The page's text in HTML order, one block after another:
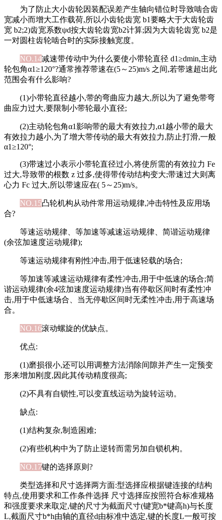
为了防止大小齿轮因装配误差产生轴向错位时导致啮合齿
宽减小而增大工作载荷,所以小齿轮齿宽 b1要略大于大齿轮齿
宽 b2;2)齿宽系数ψd按大齿轮齿宽b2计算;因为大齿轮齿宽 b2是
一对圆柱齿轮啮合时的实际接触宽度。
NO.14减速带传动中为什么要使小带轮直径 d1≥dmin,主动
轮包角α1≥120°?通常推荐带速在(5～25)m/s 之间,若带速超出此
范围会有什么影响?
(1)小带轮直径越小,带的弯曲应力越大,所以为了避免带弯
曲应力过大,要限制小带轮最小直径;
(2)主动轮包角α1影响带的最大有效拉力,α1越小带的最大
有效拉力越小,为了增大带传动的最大有效拉力,防止打滑,一般
α1≥120°;
(3)带速过小表示小带轮直径过小,将使所需的有效拉力 Fe
过大,导致带的根数 z 过多,使得带传动结构变大;带速过大则离
心力 Fc 过大,所以带速应在( 5～25)m/s。
NO.15凸轮机构从动件常用运动规律,冲击特性及应用场
合?
等速运动规律、等加速等减速运动规律、简谐运动规律
(余弦加速度运动规律);
等速运动规律有刚性冲击,用于低速轻载的场合;
等加速等减速运动规律有柔性冲击,用于中低速的场合;简
谐运动规律(余4弦加速度运动规律)当有停歇区间时有柔性冲
击,用于中低速场合、当无停歇区间时无柔性冲击,用于高速场
合。
NO.16滚动螺旋的优缺点。
优点:
(1)磨损很小,还可以用调整方法消除间隙并产生一定预变
形来增加刚度,因此其传动精度很高;
(2)不具有自锁性,可以变直线运动为旋转运动。
缺点:
(1)结构复杂,制造困难;
(2)有些机构中为了防止逆转而需另加自锁机构。
NO.17键的选择原则?
类型选择和尺寸选择两方面:型选择应根据键连接的结构
特点,使用要求和工作条件选择 尺寸选择应按照符合标准规格
和强度要求来取定,键的尺寸为截面尺寸(键宽b*键高h)与长度
L,截面尺寸b*h由轴的直径d由标准中选定,键的长度L一般可按